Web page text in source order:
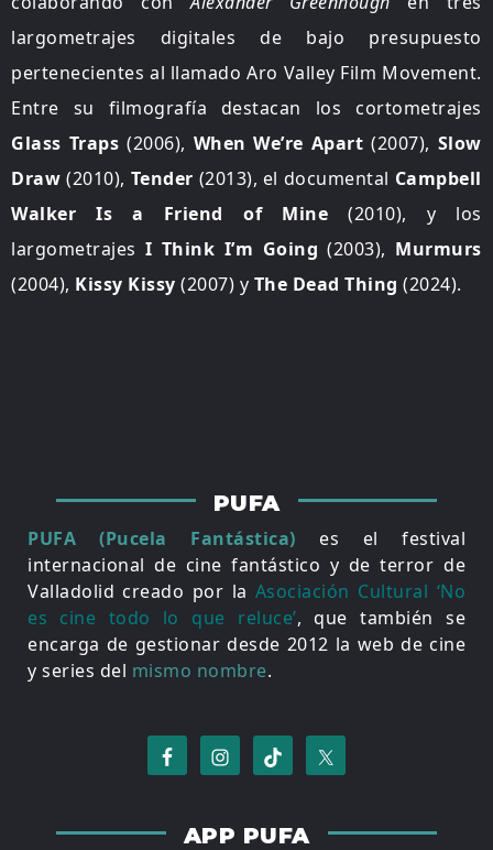
largometrajes digitales de bajo presupuesto
pertenecientes al llamado Aro Valley Film Movement.
Entre su filmografía destacan los cortometrajes
Glass Traps (2006), When We’re Apart (2007), Slow
Draw (2010), Tender (2013), el documental Campbell
Walker Is a Friend of Mine (2010), y los
largometrajesI Think I’m Going (2003), Murmurs
(2004), Kissy Kissy (2007) y The Dead Thing (2024).
PUFA
PUFA (Pucela Fantástica) es el festival
internacional de cine fantástico y de terror de
Valladolid creado por la Asociación Cultural ‘No
es cine todo lo que reluce’, que también se
encarga de gestionar desde 2012 la web de cine
y series del mismo nombre.
APP PUFA